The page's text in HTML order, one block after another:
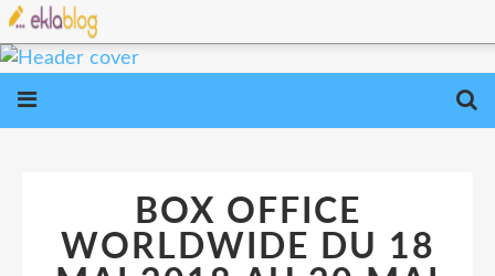
BOX OFFICE
WORLDWIDE DU 18